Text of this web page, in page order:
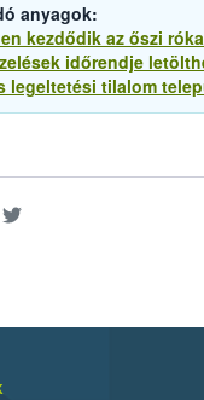
anyagok:
kezdődik az őszi
időrendje
legeltetési tilalom